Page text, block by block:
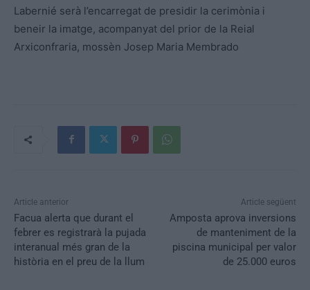
Labernié serà l’encarregat de presidir la cerimònia i
beneir la imatge, acompanyat del prior de la Reial
Arxiconfraria, mossèn Josep Maria Membrado
Article anterior
Facua alerta que durant el
febrer es registrarà la pujada
interanual més gran de la
història en el preu de la llum
Article següent
Amposta aprova inversions
de manteniment de la
piscina municipal per valor
de 25.000 euros